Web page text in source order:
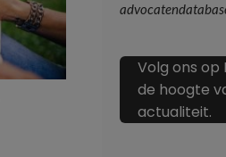
Volg ons op
de hoogte
actualiteit.